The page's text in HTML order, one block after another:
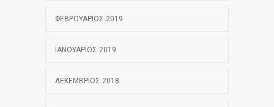
ΦΕΒΡΟΥΆΡΙΟΣ 2019
ΙΑΝΟΥΆΡΙΟΣ 2019
ΔΕΚΈΜΒΡΙΟΣ 2018